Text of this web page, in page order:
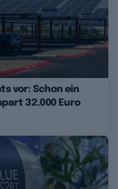
vor: Schon ein
32.000 Euro